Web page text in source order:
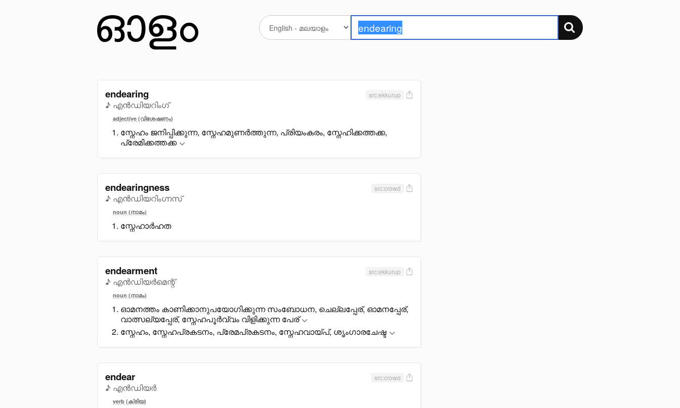
endearing
♪ എൻഡിയറിംഗ്
src:ekkurup
adjective (വിശേഷണം)
സ്നേഹം ജനിപ്പിക്കുന്ന, സ്നേഹമുണർത്തുന്ന, പ്രിയംകരം, സ്നേഹിക്കത്തക്ക,
പ്രേമിക്കത്തക്ക
endearingness
♪ എൻഡിയറിംഗ്നസ്
src:crowd
noun (നാമം)
സ്നേഹാർഹത
endearment
♪ എൻഡിയർമെന്റ്
src:ekkurup
noun (നാമം)
ഓമനത്തം കാണിക്കാനുപയോഗിക്കുന്ന സംബോധന, ചെല്ലപ്പേര്, ഓമനപ്പേര്,
വാത്സല്യപ്പേര്, സ്നേഹപൂർവ്വം വിളിക്കുന്ന പേര്
സ്നേഹം, സ്നേഹപ്രകടനം, പ്രേമപ്രകടനം, സ്നേഹവായ്പ്, ശൃംഗാരചേഷ്ട
endear
♪ എൻഡിയർ
src:crowd
verb (ക്രിയ)